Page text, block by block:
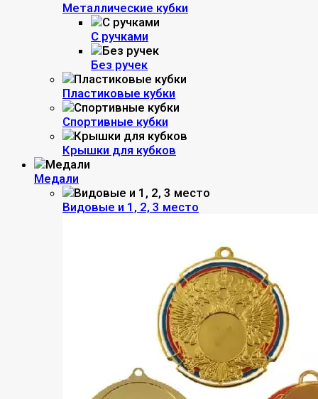
Металлические кубки
С ручками
Без ручек
Пластиковые кубки
Спортивные кубки
Крышки для кубков
Медали
Видовые и 1, 2, 3 место